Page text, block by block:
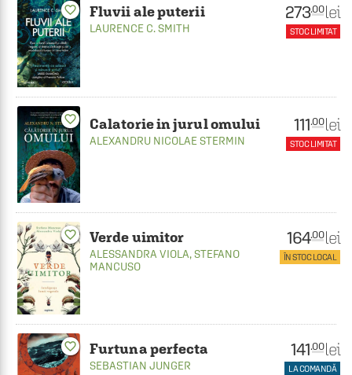
favorite_border Fluvii ale puterii
LAURENCE C. SMITH
273.00 lei
STOC LIMITAT
favorite_border Calatorie in jurul omului
ALEXANDRU NICOLAE STERMIN
111.00 lei
STOC LIMITAT
favorite_border Verde uimitor
ALESSANDRA VIOLA,STEFANO
MANCUSO
164.00 lei
ÎN STOC LOCAL
favorite_border Furtuna perfecta
SEBASTIAN JUNGER
141.00 lei
LA COMANDĂ